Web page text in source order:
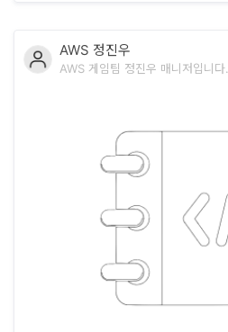
AWS 정진우
AWS 게임팀 정진우 매니저입니다.